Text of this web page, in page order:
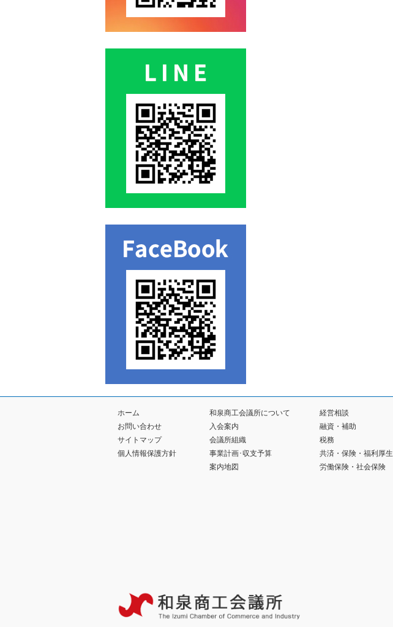
ホーム
お問い合わせ
サイトマップ
個人情報保護方針
和泉商工会議所について
入会案内
会議所組織
事業計画･収支予算
案内地図
経営相談
融資・補助
税務
共済・保険・福利厚生
労働保険・社会保険